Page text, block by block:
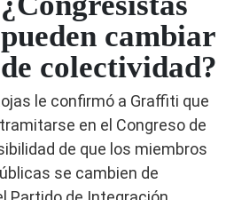
pueden cambiar
de colectividad?
le confirmó a Graffiti que
en el Congreso de
de que los miembros
se cambien de